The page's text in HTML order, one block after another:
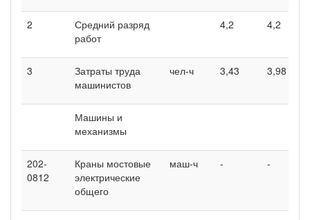
2
Средний разряд
работ
4,2 4,2
3
Затраты труда
машинистов
чел-ч 3,43 3,98
Машины и
механизмы
202-
0812
Краны мостовые
электрические
общего
маш-ч - -